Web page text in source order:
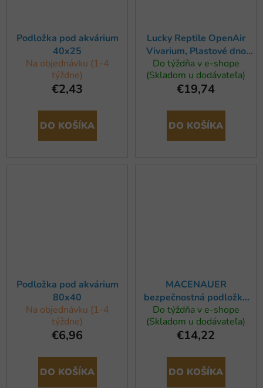
Podložka pod akvárium
40x25
Na objednávku (1-4
týždne)
€2,43
DO KOŠÍKA
Lucky Reptile OpenAir
Vivarium, Plastové dno
100x100 cm
Do týždňa v e-shope
(Skladom u dodávateľa)
€19,74
DO KOŠÍKA
Podložka pod akvárium
80x40
Na objednávku (1-4
týždne)
€6,96
DO KOŠÍKA
MACENAUER
bezpečnostná podložka
pre akvárium a terárium
150x50x06 cm
Do týždňa v e-shope
(Skladom u dodávateľa)
€14,22
DO KOŠÍKA